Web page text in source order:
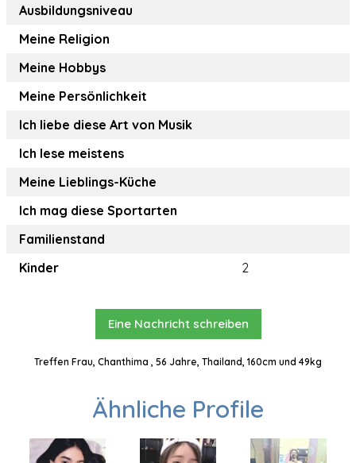
Ausbildungsniveau
Meine Religion
Meine Hobbys
Meine Persönlichkeit
Ich liebe diese Art von Musik
Ich lese meistens
Meine Lieblings-Küche
Ich mag diese Sportarten
Familienstand
Kinder
2
Eine Nachricht schreiben
Treffen Frau, Chanthima , 56 Jahre, Thailand, 160cm und 49kg
Ähnliche Profile